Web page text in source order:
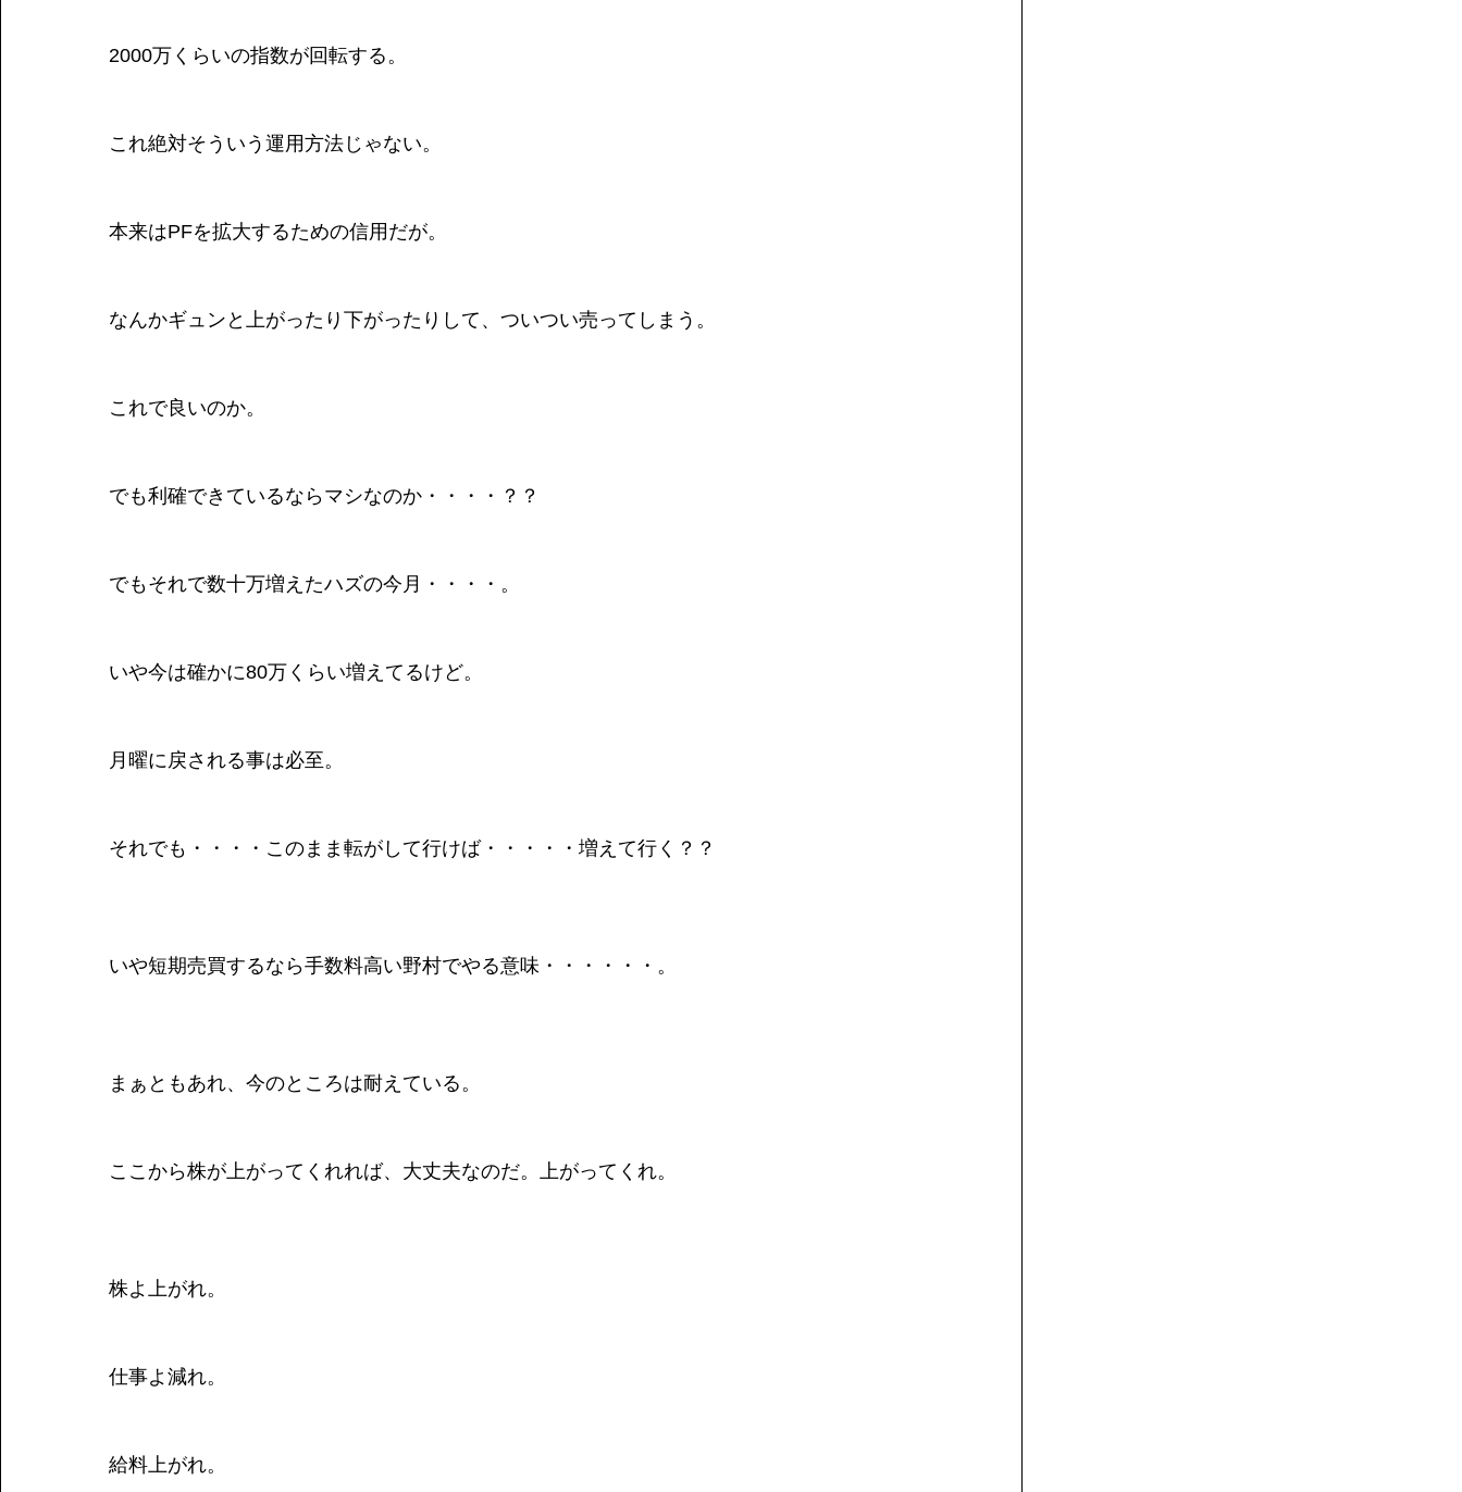
2000万くらいの指数が回転する。
これ絶対そういう運用方法じゃない。
本来はPFを拡大するための信用だが。
なんかギュンと上がったり下がったりして、ついつい売ってしまう。
これで良いのか。
でも利確できているならマシなのか・・・・？？
でもそれで数十万増えたハズの今月・・・・。
いや今は確かに80万くらい増えてるけど。
月曜に戻される事は必至。
それでも・・・・このまま転がして行けば・・・・・増えて行く？？
いや短期売買するなら手数料高い野村でやる意味・・・・・・。
まぁともあれ、今のところは耐えている。
ここから株が上がってくれれば、大丈夫なのだ。上がってくれ。
株よ上がれ。
仕事よ減れ。
給料上がれ。